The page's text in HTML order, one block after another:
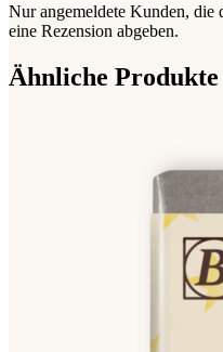
Nur angemeldete Kunden, die
eine Rezension abgeben.
Ähnliche Produkte